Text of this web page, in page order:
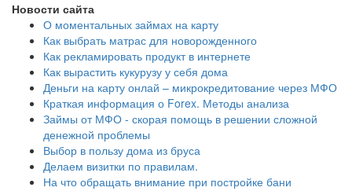
Новости сайта
О моментальных займах на карту
Как выбрать матрас для новорожденного
Как рекламировать продукт в интернете
Как вырастить кукурузу у себя дома
Деньги на карту онлай – микрокредитование через МФО
Краткая информация о Forex. Методы анализа
Займы от МФО - скорая помощь в решении сложной
денежной проблемы
Выбор в пользу дома из бруса
Делаем визитки по правилам.
На что обращать внимание при постройке бани